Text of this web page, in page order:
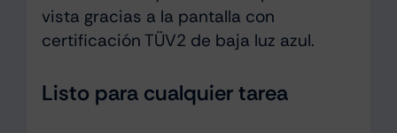
vista gracias a la pantalla con
certificación TÜV2 de baja luz azul.
Listo para cualquier tarea